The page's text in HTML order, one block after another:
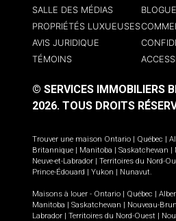
SALLE DES MÉDIAS
BLOGUE
PROPRIÉTÉS LUXUEUSES
AVIS JURIDIQUE
TÉMOINS
© SERVICES IMMOBILIERS
2026. TOUS DROITS
Trouver une maison Ontario | Québec |
Britannique | Manitoba | Saskatchewan |
Neuve-et-Labrador | Territoires du Nord-
Prince-Édouard | Yukon | Nunavut.
Maisons à louer - Ontario | Québec |
Manitoba | Saskatchewan | Nouveau-
Labrador | Territoires du Nord-Ouest |